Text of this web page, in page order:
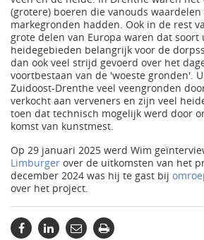
(grotere) boeren die vanouds waardelen
markegronden hadden. Ook in de rest
grote delen van Europa waren dat soort
heidegebieden belangrijk voor de
dan ook veel strijd gevoerd over het
voortbestaan van de 'woeste gronden'.
Zuidoost-Drenthe veel veengronden
verkocht aan verveners en zijn veel
toen dat technisch mogelijk werd door
komst van kunstmest.
Op 29 januari 2025 werd Wim
Limburger over de uitkomsten van het
december 2024 was hij te gast bij
over het project.